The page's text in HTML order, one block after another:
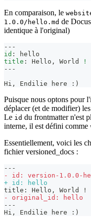
En comparaison, le
1.0.0/hello.md de
identique à l'original)
---
id :
hello
title : Hello , World
!
---
Hi, Endilie here :)
Puisque nous optons pour
déplacer (et de modifier)
Le id du frontmatter n'est
interne, il est défini comme
Essentiellement, voici les
fichier versioned_docs :
---
-
id: version-1.0.0-
+ id: hello
title: Hello, World !
-
original_id: hello
---
Hi, Endilie here :)